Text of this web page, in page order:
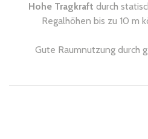
Hohe Tragkraft durch
Regalhöhen bis zu 10 m
Gute Raumnutzung durch